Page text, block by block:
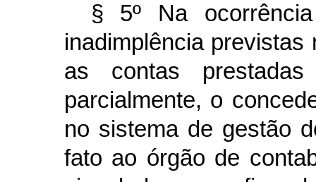
§ 5º Na
inadimplência previstas
as contas
parcialmente, o
no sistema de gestão
fato ao órgão de